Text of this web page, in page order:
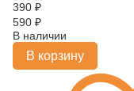
390 ₽
590 ₽
В наличии
В корзину